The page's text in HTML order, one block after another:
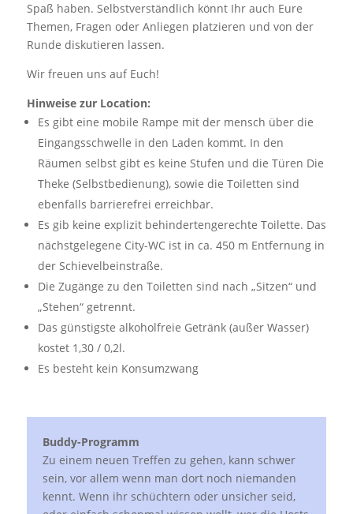
Spaß haben. Selbstverständlich könnt Ihr auch Eure
Themen, Fragen oder Anliegen platzieren und von der
Runde diskutieren lassen.
Wir freuen uns auf Euch!
Hinweise zur Location:
Es gibt eine mobile Rampe mit der mensch über die
Eingangsschwelle in den Laden kommt. In den
Räumen selbst gibt es keine Stufen und die Türen Die
Theke (Selbstbedienung), sowie die Toiletten sind
ebenfalls barrierefrei erreichbar.
Es gib keine explizit behindertengerechte Toilette. Das
nächstgelegene City-WC ist in ca. 450 m Entfernung in
der Schievelbeinstraße.
Die Zugänge zu den Toiletten sind nach „Sitzen“ und
„Stehen“ getrennt.
Das günstigste alkoholfreie Getränk (außer Wasser)
kostet 1,30 / 0,2l.
Es besteht kein Konsumzwang
Buddy-Programm
Zu einem neuen Treffen zu gehen, kann schwer
sein, vor allem wenn man dort noch niemanden
kennt. Wenn ihr schüchtern oder unsicher seid,